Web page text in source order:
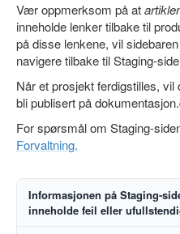
Vær oppmerksom på at
inneholde lenker tilbake til
på disse lenkene, vil
navigere tilbake til Staging-
Når et prosjekt ferdigstilles,
bli publisert på
For spørsmål om Staging-
Forvaltning.
Informasjonen på Staging-
inneholde feil eller